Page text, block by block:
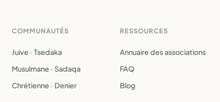
COMMUNAUTÉS
Juive · Tsedaka
Musulmane · Sadaqa
Chrétienne · Denier
RESSOURCES
Annuaire des associations
FAQ
Blog